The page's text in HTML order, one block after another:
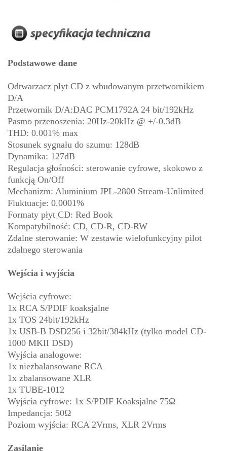
Podstawowe dane
Odtwarzacz płyt CD z wbudowanym przetwornikiem
D/A
Przetwornik D/A:DAC PCM1792A 24 bit/192kHz
Pasmo przenoszenia: 20Hz-20kHz @ +/-0.3dB
THD: 0.001% max
Stosunek sygnału do szumu: 128dB
Dynamika: 127dB
Regulacja głośności: sterowanie cyfrowe, skokowo z
funkcją On/Off
Mechanizm: Aluminium JPL-2800 Stream-Unlimited
Fluktuacje: 0.0001%
Formaty płyt CD: Red Book
Kompatybilność: CD, CD-R, CD-RW
Zdalne sterowanie: W zestawie wielofunkcyjny pilot
zdalnego sterowania
Wejścia i wyjścia
Wejścia cyfrowe:
1x RCA S/PDIF koaksjalne
1x TOS 24bit/192kHz
1x USB-B DSD256 i 32bit/384kHz (tylko model CD-
1000 MKII DSD)
Wyjścia analogowe:
1x niezbalansowane RCA
1x zbalansowane XLR
1x TUBE-1012
Wyjścia cyfrowe: 1x S/PDIF Koaksjalne 75Ω
Impedancja: 50Ω
Poziom wyjścia: RCA 2Vrms, XLR 2Vrms
Zasilanie